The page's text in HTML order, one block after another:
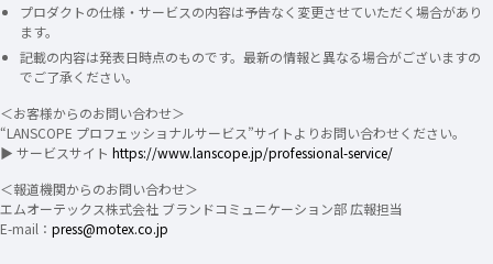
プロダクトの仕様・サービスの内容は予告なく変更させていただく場合があり
ます。
記載の内容は発表日時点のものです。最新の情報と異なる場合がございますの
でご了承ください。
＜お客様からのお問い合わせ＞
“LANSCOPE プロフェッショナルサービス”サイトよりお問い合わせください。
▶ サービスサイト https://www.lanscope.jp/professional-service/
＜報道機関からのお問い合わせ＞
エムオーテックス株式会社 ブランドコミュニケーション部 広報担当
E-mail： press@motex.co.jp